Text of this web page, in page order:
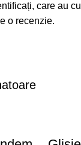
care au
o recenzie.